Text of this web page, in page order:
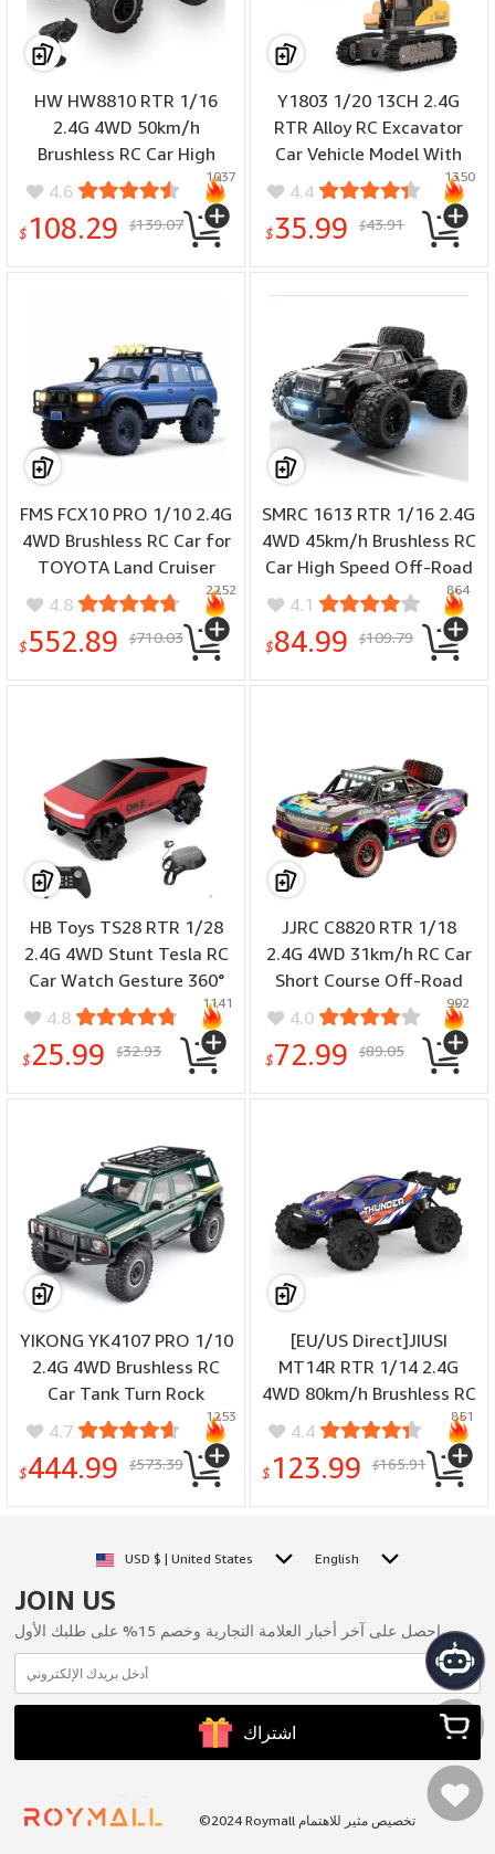
HW HW8810 RTR 1/16
2.4G 4WD 50km/h
Brushless RC Car High
Speed LED Light Off-
Road Pickup Truck All
Terrain Full Proportional
4.6
$ 108.29 $139.07
1037
Y1803 1/20 13CH 2.4G
RTR Alloy RC Excavator
Car Vehicle Model With
Colorful Lights Music
Effects Spray for Children
4.4
$35.99 $43.91
1350
FMS FCX10 PRO 1/10 2.4G
4WD Brushless RC Car for
TOYOTA Land Cruiser
LC80 RS Remote
Controlled Locking
Differentials Two Speed
4.8
$552.89 $710.03
2252
SMRC 1613 RTR 1/16 2.4G
4WD 45km/h Brushless RC
Car High Speed Off-Road
Truck LED Light Full
Proportional Metal
Differential Drive Shaft
4.1
$84.99 $109.79
864
HB Toys TS28 RTR 1/28
2.4G 4WD Stunt Tesla RC
Car Watch Gesture 360°
Rotation Drift Full
Function LED Lights
Remote Control Vehicles
4.8
$25.99 $32.93
1141
JJRC C8820 RTR 1/18
2.4G 4WD 31km/h RC Car
Short Course Off-Road
Truck LED Light Full
Proportional Metal
Differential High Speed
4.0
$72.99 $89.05
992
YIKONG YK4107 PRO 1/10
2.4G 4WD Brushless RC
Car Tank Turn Rock
Crawler Two Speed
Differential Lock New LCG
Chassis Hobbwing Power
Monster Off-Road Pickup
Models Toys
4.7
$444.99 $573.39
1253
[EU/US Direct]JIUSI
MT14R RTR 1/14 2.4G
4WD 80km/h Brushless RC
Car 3S High Speed Off-
road Truck Remote
Control Racing Car
Drive Shaft Rocket Motor
4.4
$ 123.99 $165.91
851
USD $ | United States English
JOIN US
احصل على آخر أخبار العلامة التجارية وخصم 15% على طلبك الأول.
اشتراك
©2024 Roymall تخصيص مثير للاهتمام
سلتي